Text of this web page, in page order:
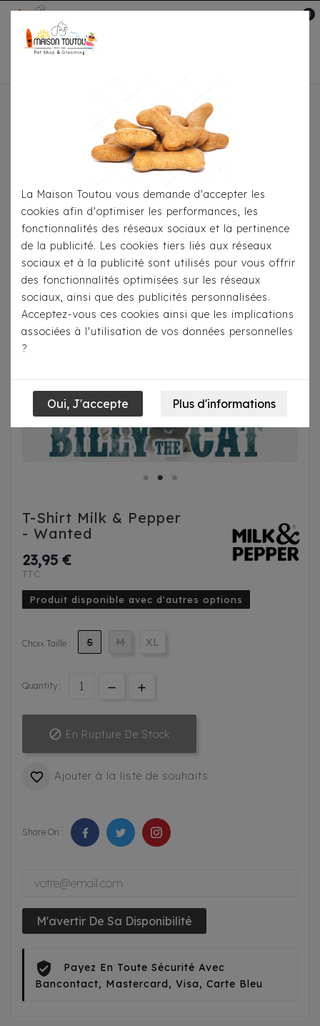
0
Pour S'habiller T-Shirts
& Pepper - Wanted
T-Shirt Milk & Pepper
- Wanted
23,95 €
TTC
Produit disponible avec d'autres options
Choix Taille : S M XL
Quantity :
 En Rupture De Stock
 Ajouter à la liste de souhaits
Share On :
M'avertir De Sa Disponibilité
Payez En Toute Sécurité Avec
Bancontact, Mastercard, Visa, Carte Bleu
La Maison Toutou vous demande d'accepter les
cookies afin d'optimiser les performances, les
fonctionnalités des réseaux sociaux et la pertinence
de la publicité. Les cookies tiers liés aux réseaux
sociaux et à la publicité sont utilisés pour vous offrir
des fonctionnalités optimisées sur les réseaux
sociaux, ainsi que des publicités personnalisées.
Acceptez-vous ces cookies ainsi que les implications
associées à l'utilisation de vos données personnelles
?